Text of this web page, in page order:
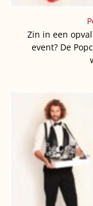
Zin in een
event? De